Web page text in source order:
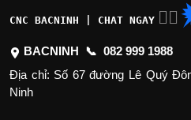
CNC BACNINH | CHAT NGAY 👉🏽
BACNINH 📞 082 999 1988
Địa chỉ: Số 67 đường Lê Quý
Ninh